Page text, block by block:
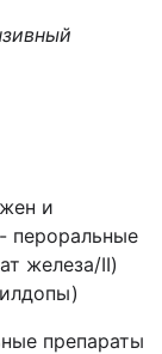
и
пероральные
железа/II)
препараты